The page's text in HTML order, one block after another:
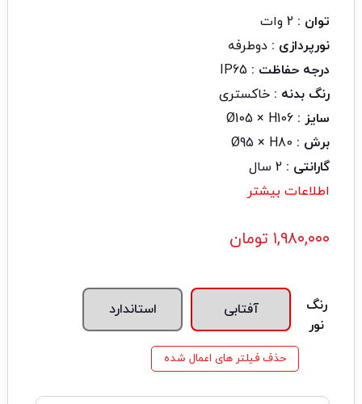
توان :
نورپردازی : دوطرفه
درجه حفاظت :
رنگ بدنه : خاکستری
سایز : Ø105 × H106
برش : Ø95 × H80
گارانتی :
اطلاعات بیشتر
۱,۹۸۰,۰۰۰ تومان
رنگ
نور
آفتابی استاندارد
حذف فیلتر های اعمال شده